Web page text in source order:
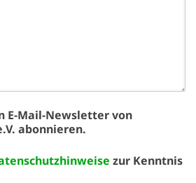
E-Mail-Newsletter von
abonnieren.
zur Kenntnis
ALLEN